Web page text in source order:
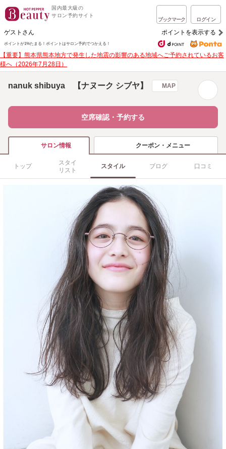
国内最大級の
サロン予約サイト
ブックマーク ログイン
ゲストさん ポイントを表示する
ポイントが1%たまる！ ポイントはサロン予約でつかえる！
【重要】熊本県熊本地方で発生した地震の影響のある地域へご予約されているお客
様へ（2026年7月28日）
nanuk shibuya 【ナヌーク シブヤ】 MAP
空席確認・予約する
サロン情報 クーポン・メニュー
トップ
スタイ
リスト
スタイル ブログ 口コミ